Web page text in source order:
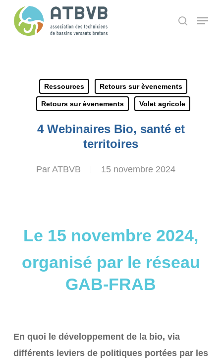
search
Menu
Ressources Retours sur èvenements
Retours sur èvenements Volet agricole
4 Webinaires Bio, santé et
territoires
Par ATBVB 15 novembre 2024
Le 15 novembre 2024,
organisé par le réseau
GAB-FRAB
En quoi le développement de la bio, via
différents leviers de politiques portées par les
Panneau de gestion des cookies